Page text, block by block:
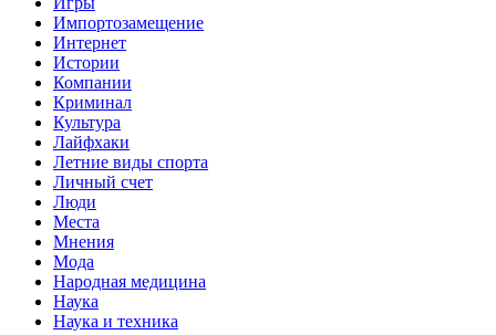
Импортозамещение
Интернет
Истории
Компании
Криминал
Культура
Лайфхаки
Летние виды спорта
Личный счет
Люди
Места
Мнения
Мода
Народная медицина
Наука
Наука и техника